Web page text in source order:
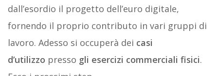
dall’esordio il progetto dell’euro digitale,
fornendo il proprio contributo in vari gruppi di
lavoro. Adesso si occuperà dei casi
d’utilizzo presso gli esercizi commerciali fisici.